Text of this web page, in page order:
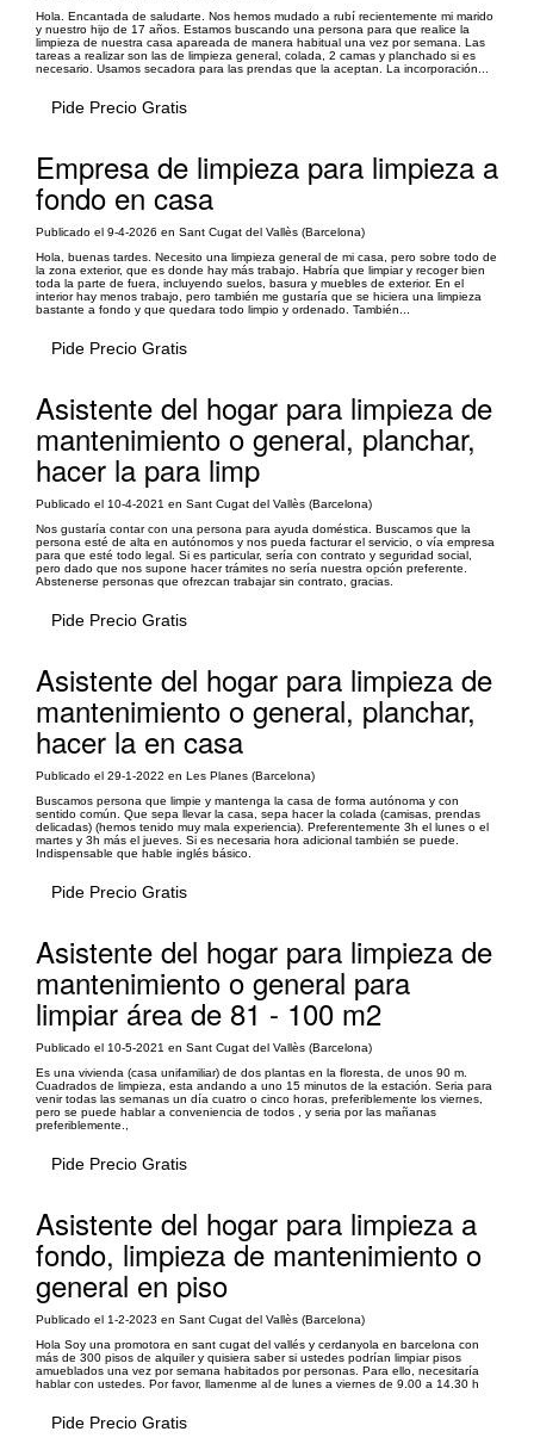
Hola. Encantada de saludarte. Nos hemos mudado a rubí recientemente mi marido
y nuestro hijo de 17 años. Estamos buscando una persona para que realice la
limpieza de nuestra casa apareada de manera habitual una vez por semana. Las
tareas a realizar son las de limpieza general, colada, 2 camas y planchado si es
necesario. Usamos secadora para las prendas que la aceptan. La incorporación...
Pide Precio Gratis
Empresa de limpieza para limpieza a
fondo en casa
Publicado el 9-4-2026 en Sant Cugat del Vallès (Barcelona)
Hola, buenas tardes. Necesito una limpieza general de mi casa, pero sobre todo de
la zona exterior, que es donde hay más trabajo. Habría que limpiar y recoger bien
toda la parte de fuera, incluyendo suelos, basura y muebles de exterior. En el
interior hay menos trabajo, pero también me gustaría que se hiciera una limpieza
bastante a fondo y que quedara todo limpio y ordenado. También...
Pide Precio Gratis
Asistente del hogar para limpieza de
mantenimiento o general, planchar,
hacer la para limp
Publicado el 10-4-2021 en Sant Cugat del Vallès (Barcelona)
Nos gustaría contar con una persona para ayuda doméstica. Buscamos que la
persona esté de alta en autónomos y nos pueda facturar el servicio, o vía empresa
para que esté todo legal. Si es particular, sería con contrato y seguridad social,
pero dado que nos supone hacer trámites no sería nuestra opción preferente.
Abstenerse personas que ofrezcan trabajar sin contrato, gracias.
Pide Precio Gratis
Asistente del hogar para limpieza de
mantenimiento o general, planchar,
hacer la en casa
Publicado el 29-1-2022 en Les Planes (Barcelona)
Buscamos persona que limpie y mantenga la casa de forma autónoma y con
sentido común. Que sepa llevar la casa, sepa hacer la colada (camisas, prendas
delicadas) (hemos tenido muy mala experiencia). Preferentemente 3h el lunes o el
martes y 3h más el jueves. Si es necesaria hora adicional también se puede.
Indispensable que hable inglés básico.
Pide Precio Gratis
Asistente del hogar para limpieza de
mantenimiento o general para
limpiar área de 81 - 100 m2
Publicado el 10-5-2021 en Sant Cugat del Vallès (Barcelona)
Es una vivienda (casa unifamiliar) de dos plantas en la floresta, de unos 90 m.
Cuadrados de limpieza, esta andando a uno 15 minutos de la estación. Seria para
venir todas las semanas un día cuatro o cinco horas, preferiblemente los viernes,
pero se puede hablar a conveniencia de todos , y seria por las mañanas
preferiblemente.,
Pide Precio Gratis
Asistente del hogar para limpieza a
fondo, limpieza de mantenimiento o
general en piso
Publicado el 1-2-2023 en Sant Cugat del Vallès (Barcelona)
Hola Soy una promotora en sant cugat del vallés y cerdanyola en barcelona con
más de 300 pisos de alquiler y quisiera saber si ustedes podrían limpiar pisos
amueblados una vez por semana habitados por personas. Para ello, necesitaría
hablar con ustedes. Por favor, llamenme al de lunes a viernes de 9.00 a 14.30 h
Pide Precio Gratis